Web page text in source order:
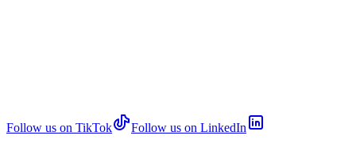
Follow us on TikTok Follow us on LinkedIn